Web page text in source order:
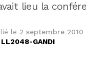
lieu la
le 2 septembre 2010
LL2048-GANDI